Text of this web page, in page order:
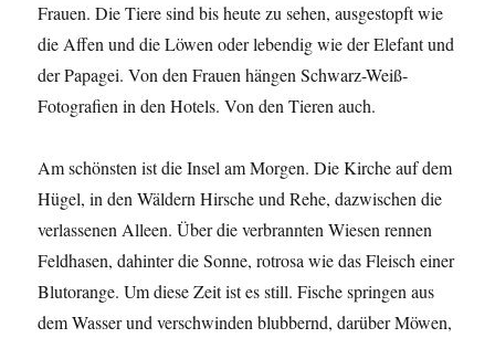
Frauen. Die Tiere sind bis heute zu sehen, ausgestopft wie
die Affen und die Löwen oder lebendig wie der Elefant und
der Papagei. Von den Frauen hängen Schwarz-Weiß-
Fotografien in den Hotels. Von den Tieren auch.
Am schönsten ist die Insel am Morgen. Die Kirche auf dem
Hügel, in den Wäldern Hirsche und Rehe, dazwischen die
verlassenen Alleen. Über die verbrannten Wiesen rennen
Feldhasen, dahinter die Sonne, rotrosa wie das Fleisch einer
Blutorange. Um diese Zeit ist es still. Fische springen aus
dem Wasser und verschwinden blubbernd, darüber Möwen,